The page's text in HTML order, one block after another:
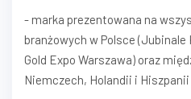
- marka prezentowana na
branżowych w Polsce
Gold Expo Warszawa) oraz
Niemczech, Holandii i Hiszpanii